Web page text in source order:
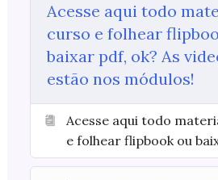
Acesse aqui todo
curso e folhear
baixar pdf, ok? As
estão nos módulos!
Acesse aqui todo
e folhear flipbook ou